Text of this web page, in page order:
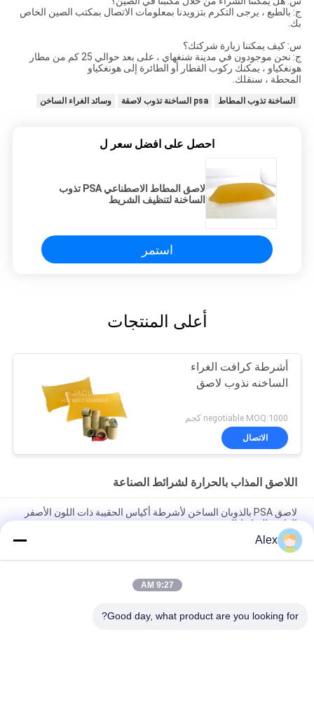
ج: بالطبع ، يرجى التكرم بتزويدنا بمعلومات الاتصال بمكتب الصين الخاص
بك.
س: كيف يمكننا زيارة شركتك؟
ج: نحن موجودون في مدينة شنغهاي ، على بعد حوالي 25 كم من مطار
هونغكياو ، يمكنك ركوب القطار أو الطائرة إلى هونغكياو
المحطة ، سنقلك.
الساخنة تذوب المطاط psa الساخنة تذوب لاصقة وسائد الغراء الساخن
احصل على افضل سعر ل
لاصق المطاط الاصطناعي PSA تذوب
الساخنة لتنظيف الشريط
استمر
أعلى المنتجات
أشرطة كرافت الغراء
الساخنه نذوب لاصق
negotiable MOQ:1000 كجم
الاتصال
اللاصق المذاب بالحرارة لشرائط الصناعة
لاصق PSA بالذوبان الساخن لأشرطة أكياس الحقيبة ذات اللون الأصفر
الفاتح والترابط الجيد
اللاصق المذاب بالحرارة حساس للضغط باللون الأصفر الخفيف
لتطبيقات الأشرطة الصناعية
Alex
9:27 AM
Good day, what product are you looking for?